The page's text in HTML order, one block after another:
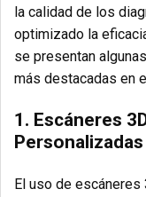
la calidad de los
optimizado la
se presentan
más destacadas en
1. Escáneres
Personalizadas
El uso de